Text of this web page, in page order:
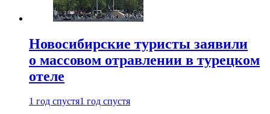
Новосибирские туристы заявили
о массовом отравлении в турецком
отеле
1 год спустя1 год спустя